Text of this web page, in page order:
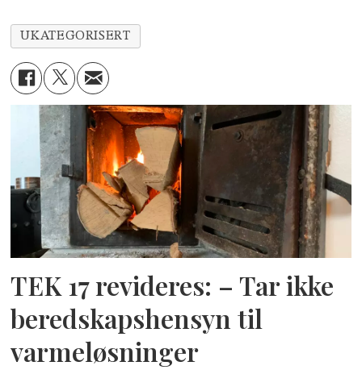
UKATEGORISERT
TEK 17 revideres: – Tar ikke
beredskapshensyn til
varmeløsninger